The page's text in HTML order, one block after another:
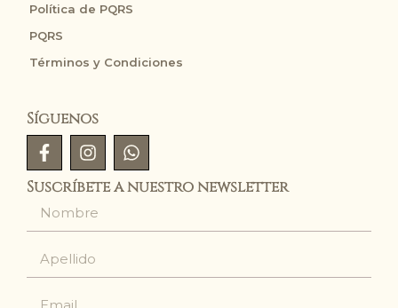
Política de PQRS
PQRS
Términos y Condiciones
Síguenos
Suscríbete a nuestro newsletter